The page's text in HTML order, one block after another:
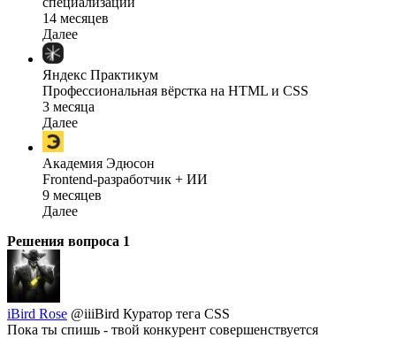
14 месяцев
Далее
Яндекс Практикум
Профессиональная вёрстка на HTML и CSS
3 месяца
Далее
Академия Эдюсон
Frontend-разработчик + ИИ
9 месяцев
Далее
Решения вопроса 1
iBird Rose @iiiBird Куратор тега CSS
Пока ты спишь - твой конкурент совершенствуется